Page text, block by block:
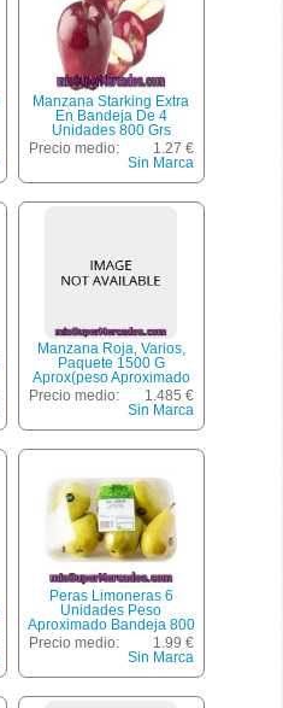
Manzana Starking Extra
En Bandeja De 4
Unidades 800 Grs
Precio medio:
1.27 €
Sin Marca
Manzana Roja, Varios,
Paquete 1500 G
Aprox(peso Aproximado
De La Unidad 1500 Gr)
Precio medio:
1.485 €
Sin Marca
Peras Limoneras 6
Unidades Peso
Aproximado Bandeja 800
G
Precio medio:
1.99 €
Sin Marca